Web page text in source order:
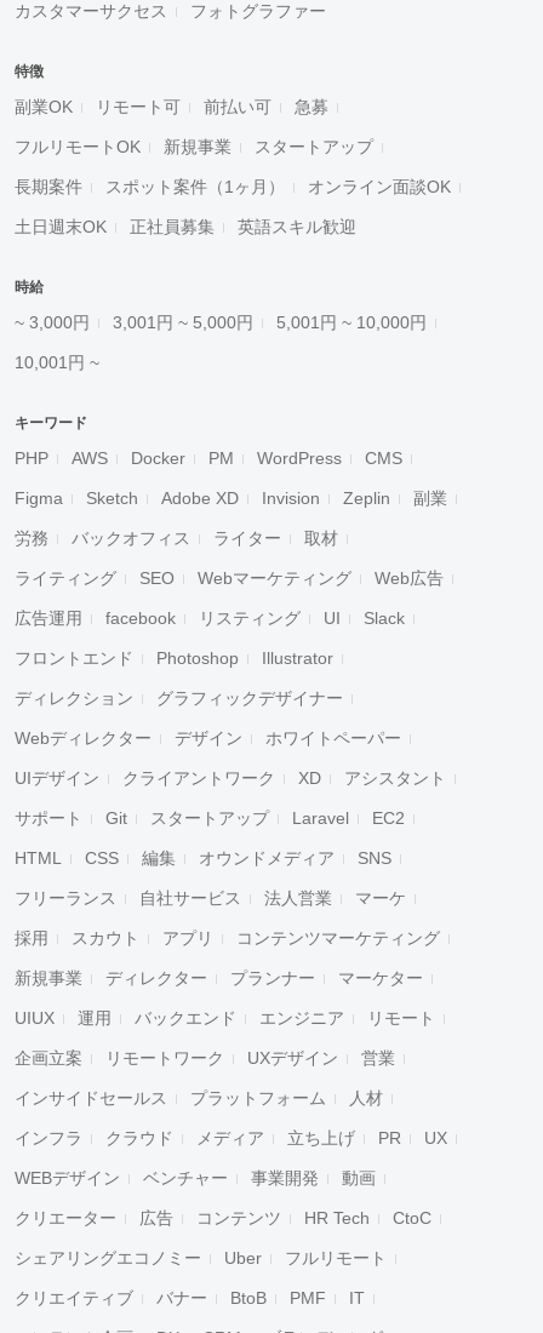
カスタマーサクセス フォトグラファー
特徴
副業OK リモート可 前払い可 急募
フルリモートOK 新規事業 スタートアップ
長期案件 スポット案件（1ヶ月） オンライン面談OK
土日週末OK 正社員募集 英語スキル歓迎
時給
~ 3,000円 3,001円 ~ 5,000円 5,001円 ~ 10,000円
10,001円 ~
キーワード
PHP AWS Docker PM WordPress CMS
Figma Sketch Adobe XD Invision Zeplin 副業
労務 バックオフィス ライター 取材
ライティング SEO Webマーケティング Web広告
広告運用 facebook リスティング UI Slack
フロントエンド Photoshop Illustrator
ディレクション グラフィックデザイナー
Webディレクター デザイン ホワイトペーパー
UIデザイン クライアントワーク XD アシスタント
サポート Git スタートアップ Laravel EC2
HTML CSS 編集 オウンドメディア SNS
フリーランス 自社サービス 法人営業 マーケ
採用 スカウト アプリ コンテンツマーケティング
新規事業 ディレクター プランナー マーケター
UIUX 運用 バックエンド エンジニア リモート
企画立案 リモートワーク UXデザイン 営業
インサイドセールス プラットフォーム 人材
インフラ クラウド メディア 立ち上げ PR UX
WEBデザイン ベンチャー 事業開発 動画
クリエーター 広告 コンテンツ HR Tech CtoC
シェアリングエコノミー Uber フルリモート
クリエイティブ バナー BtoB PMF IT